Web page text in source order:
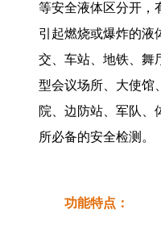
等安全液体区分开，
引起燃烧或爆炸的液
交、车站、地铁、舞
型会议场所、大使馆
院、边防站、军队、
所必备的安全检测。
功能特点：